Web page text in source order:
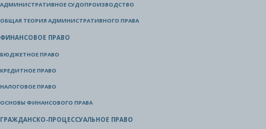
АДМИНИСТРАТИВНОЕ СУДОПРОИЗВОДСТВО
ОБЩАЯ ТЕОРИЯ АДМИНИСТРАТИВНОГО ПРАВА
ФИНАНСОВОЕ ПРАВО
БЮДЖЕТНОЕ ПРАВО
КРЕДИТНОЕ ПРАВО
НАЛОГОВОЕ ПРАВО
ОСНОВЫ ФИНАНСОВОГО ПРАВА
ГРАЖДАНСКО-ПРОЦЕССУАЛЬНОЕ ПРАВО